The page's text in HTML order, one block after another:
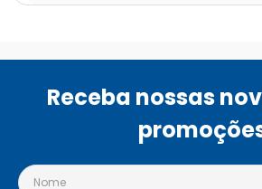
Receba nossas